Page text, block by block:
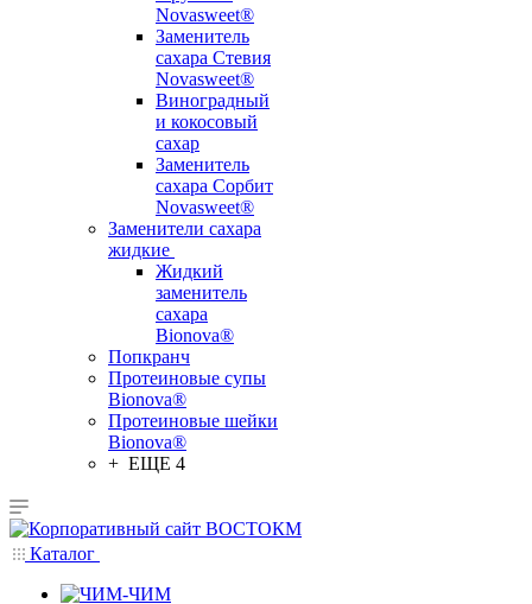
Novasweet®
Заменитель
сахара Стевия
Novasweet®
Виноградный
и кокосовый
сахар
Заменитель
сахара Сорбит
Novasweet®
Заменители сахара
жидкие
Жидкий
заменитель
сахара
Bionova®
Попкранч
Протеиновые супы
Bionova®
Протеиновые шейки
Bionova®
+ ЕЩЕ 4
Каталог